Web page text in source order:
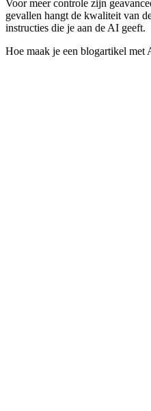
Voor meer controle zijn
gevallen hangt de kwaliteit van
instructies die je aan de AI geeft.
Hoe maak je een blogartikel met